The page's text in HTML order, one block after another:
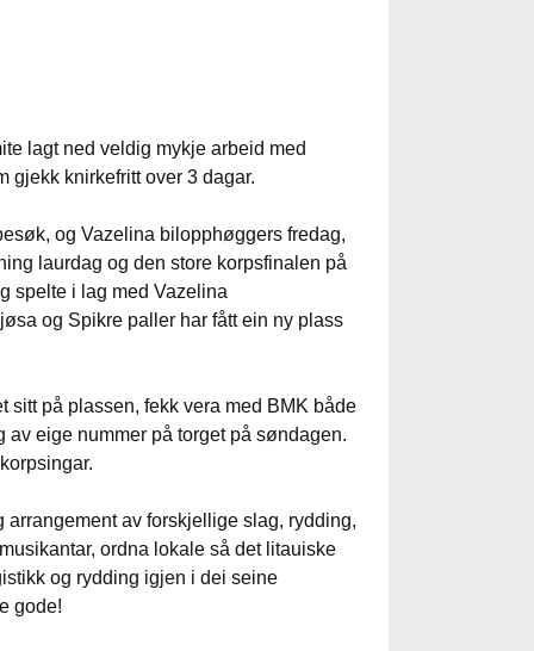
lagt ned veldig mykje arbeid med
gjekk knirkefritt over 3 dagar.
og Vazelina bilopphøggers fredag,
laurdag og den store korpsfinalen på
spelte i lag med Vazelina
og Spikre paller har fått ein ny plass
sitt på plassen, fekk vera med BMK både
eige nummer på torget på søndagen.
arrangement av forskjellige slag, rydding,
ordna lokale så det litauiske
og rydding igjen i dei seine
gode!